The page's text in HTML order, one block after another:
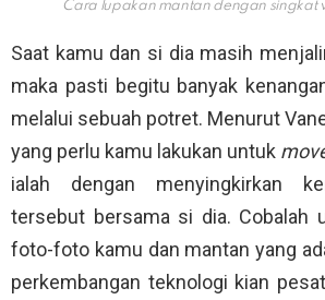
Cara lupakan mantan dengan singkat
Saat kamu dan si dia masih
maka pasti begitu banyak
melalui sebuah potret. Menurut
yang perlu kamu lakukan untuk
ialah dengan menyingkirkan
tersebut bersama si dia. Cobalah
foto-foto kamu dan mantan yang
perkembangan teknologi kian